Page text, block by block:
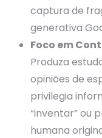
captura de
generativa
Foco em
Produza
opiniões de
privilegia
“inventar” ou
humana